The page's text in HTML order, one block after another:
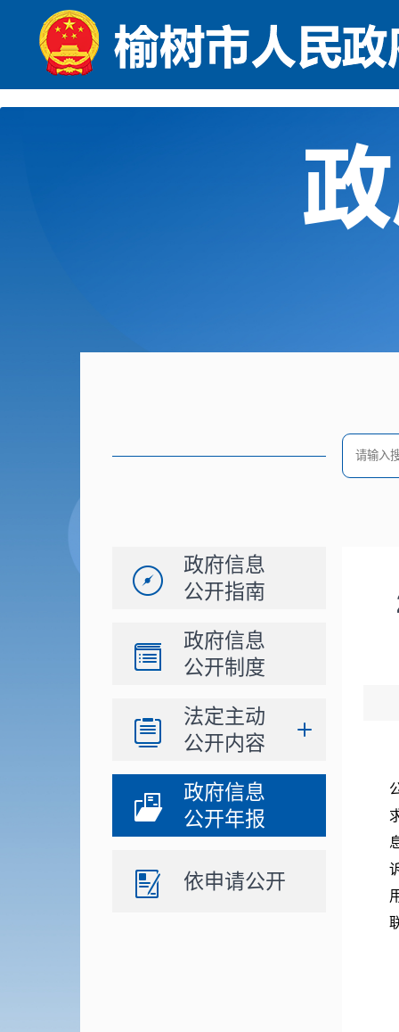
政府信息
公开指南
政府信息
公开制度
法定主动
公开内容
政府信息
公开年报
依申请公开